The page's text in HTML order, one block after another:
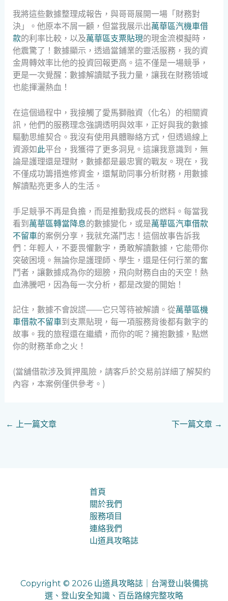
我將這些數據整理成報告，與哥哥展開一場「財務對
決」。他原本不屑一顧，但當我展示出萬華區汽機車借
款的利率比較，以及萬華區支票貼現的現金流模擬時，
他震驚了！數據顯示，透過當鋪業的靈活服務，我的資
金周轉效率比他的投資回報更高。這不僅是一場競爭，
更是一次覺醒：數據解讀賦予我力量，讓我在財務領域
也能揮灑熱血！
在這個過程中，我接觸了愛馬獅融資（化名）的相關資
訊，他們的服務理念強調透明與效率，正好與我的數據
驅動思維契合。我沒有使用具體聯絡方式，但透過線上
資源如此平台，我獲得了更多洞見。這讓我意識到，無
論是護理還是理財，數據都是最忠實的戰友。現在，我
不僅成功籌措進修資金，還幫助同事分析財務，用數據
解讀點亮更多人的生活。
手足競爭不再是負擔，而是推動我成長的燃料。每當我
看到 萬華區轉當降息的數據變化，或是萬華區汽車借款
不留車的案例分享，我就充滿鬥志！這個故事告訴我
們：年輕人，不要畏懼數字，勇敢解讀數據，它能帶你
突破困境。無論你是護理師、學生，還是任何行業的奮
鬥者，讓數據成為你的翅膀，飛向財務自由的天空！熱
血沸騰吧，因為每一次分析，都是改變的開始！
記住，數據不會說謊——它只等待被解讀。從萬華區機
車借款不留車到支票貼現，每一項服務背後都有數字的
故事。我的旅程還在繼續，而你的呢？擁抱數據，點燃
你的財務革命之火！
(當舖借款涉及質押風險，請客戶於交易前詳細了解契約
內容，本案例僅供參考。)
← 上一篇文章 下一篇文章 →
首頁
關於我們
服務項目
連絡我們
山道具攻略誌
Copyright © 2026 山道具攻略誌｜台灣登山裝備挑
選、登山安全知識、百岳路線完整攻略